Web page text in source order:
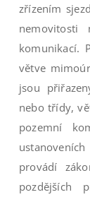
zřízením
nemovitosti
komunikací.
větve
jsou
nebo třídy,
pozemní
provádí
pozdějších